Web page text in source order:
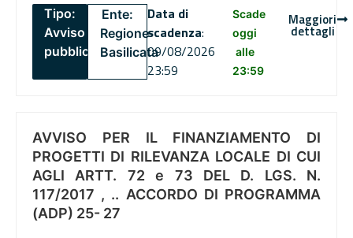
Tipo:
Avviso
pubblico
Ente:
Regione
Basilicata
Data di
scadenza:
09/08/2026
23:59
Scade
oggi
alle
23:59
Maggiori
dettagli
AVVISO PER IL FINANZIAMENTO DI
PROGETTI DI RILEVANZA LOCALE DI CUI
AGLI ARTT. 72 e 73 DEL D. LGS. N.
117/2017 , .. ACCORDO DI PROGRAMMA
(ADP) 25- 27